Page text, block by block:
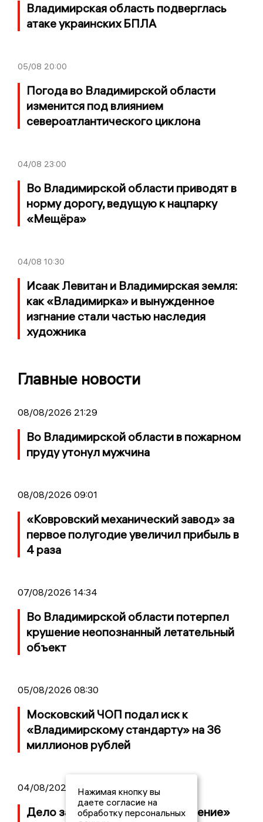
Владимирская область подверглась
атаке украинских БПЛА
05/08 20:00
Погода во Владимирской области
изменится под влиянием
североатлантического циклона
04/08 23:00
Во Владимирской области приводят в
норму дорогу, ведущую к нацпарку
«Мещёра»
04/08 10:30
Исаак Левитан и Владимирская земля:
как «Владимирка» и вынужденное
изгнание стали частью наследия
художника
Главные новости
08/08/2026 21:29
Во Владимирской области в пожарном
пруду утонул мужчина
08/08/2026 09:01
«Ковровский механический завод» за
первое полугодие увеличил прибыль в
4 раза
07/08/2026 14:34
Во Владимирской области потерпел
крушение неопознанный летательный
объект
05/08/2026 08:30
Московский ЧОП подал иск к
«Владимирскому стандарту» на 36
миллионов рублей
04/08/2026 15:40
Дело застройщика ЖК «Поколение»
Нажимая кнопку вы
даете согласие на
обработку персональных